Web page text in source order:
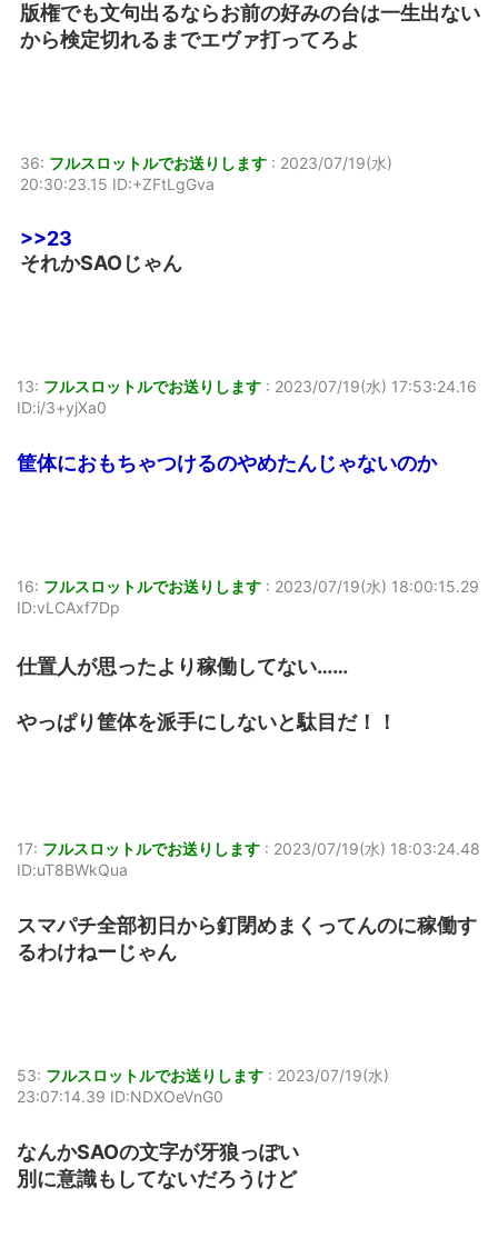
版権でも文句出るならお前の好みの台は一生出ない
から検定切れるまでエヴァ打ってろよ
36: フルスロットルでお送りします : 2023/07/19(水)
20:30:23.15 ID:+ZFtLgGva
>>23
それかSAOじゃん
13: フルスロットルでお送りします : 2023/07/19(水) 17:53:24.16
ID:i/3+yjXa0
筐体におもちゃつけるのやめたんじゃないのか
16: フルスロットルでお送りします : 2023/07/19(水) 18:00:15.29
ID:vLCAxf7Dp
仕置人が思ったより稼働してない……
やっぱり筐体を派手にしないと駄目だ！！
17: フルスロットルでお送りします : 2023/07/19(水) 18:03:24.48
ID:uT8BWkQua
スマパチ全部初日から釘閉めまくってんのに稼働す
るわけねーじゃん
53: フルスロットルでお送りします : 2023/07/19(水)
23:07:14.39 ID:NDXOeVnG0
なんかSAOの文字が牙狼っぽい
別に意識もしてないだろうけど